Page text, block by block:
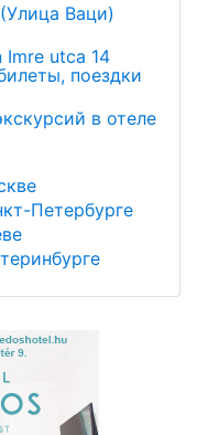
Ваци)
utca 14
поездки
в отеле
Петербурге